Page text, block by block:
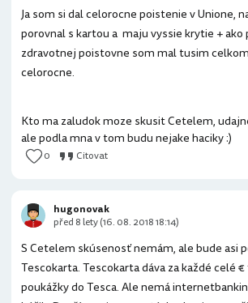
Ja som si dal celorocne poistenie v Unione,
porovnal s kartou a maju vyssie krytie +
zdravotnej poistovne som mal tusim
celorocne.
Kto ma zaludok moze skusit Cetelem,
ale podla mna v tom budu nejake haciky :)
0 Citovat
S Cetelem skúsenosť nemám, ale bude asi
Tescokarta. Tescokarta dáva za každé celé
poukážky do Tesca. Ale nemá
hugonovak
před 8 lety (16. 08. 2018 18:14)